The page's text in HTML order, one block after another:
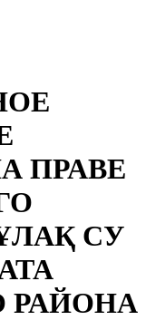
ПРАВЕ
СУ
РАЙОНА